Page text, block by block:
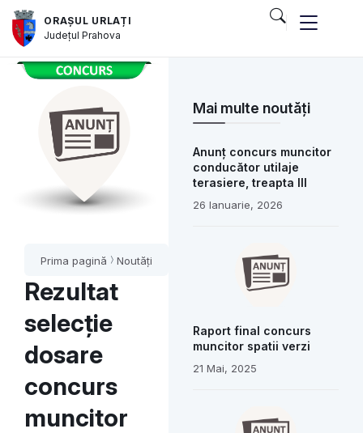
ORAȘUL URLAȚI
JudețulPrahova
Prima pagină Noutăți
Rezultat
selecție
dosare
concurs
muncitor
Mai multe noutăți
Anunț concurs muncitor
conducător utilaje
terasiere, treapta III
26 Ianuarie, 2026
Raport final concurs
muncitor spatii verzi
21 Mai, 2025